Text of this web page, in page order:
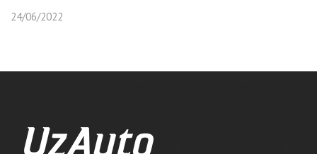
24/06/2022